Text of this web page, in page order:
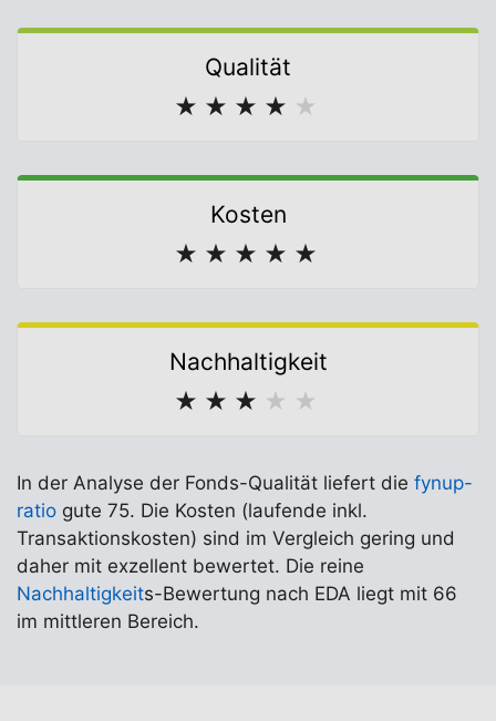
Qualität
★ ★ ★ ★ ★
Kosten
★ ★ ★ ★ ★
Nachhaltigkeit
★ ★ ★ ★ ★
In der Analyse der Fonds-Qualität liefert die fynup-
ratio gute 75. Die Kosten (laufende inkl.
Transaktionskosten) sind im Vergleich gering und
daher mit exzellent bewertet. Die reine
Nachhaltigkeits-Bewertung nach EDA liegt mit 66
im mittleren Bereich.